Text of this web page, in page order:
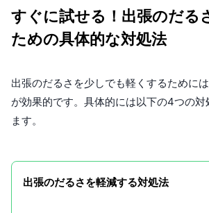
すぐに試せる！出張のだる
ための具体的な対処法
出張のだるさを少しでも軽くするために
が効果的です。具体的には以下の4つの対
ます。
出張のだるさを軽減する対処法